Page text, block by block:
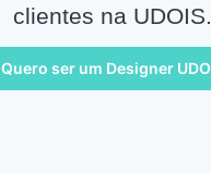
clientes na UDOIS.
Quero ser um Designer